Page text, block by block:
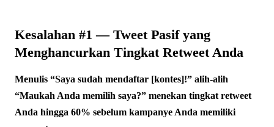
Kesalahan #1 — Tweet Pasif yang
Menghancurkan Tingkat Retweet Anda
Menulis “Saya sudah mendaftar [kontes]!” alih-alih
“Maukah Anda memilih saya?” menekan tingkat retweet
Anda hingga 60% sebelum kampanye Anda memiliki